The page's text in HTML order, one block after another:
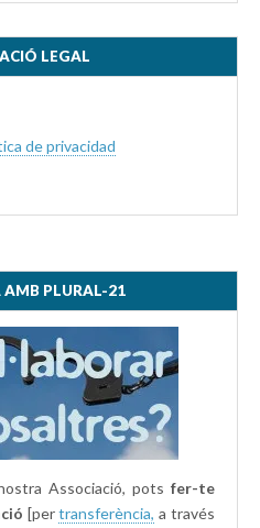
LEGAL
de privacidad
AMB PLURAL-21
Associació, pots fer-te
[pertransferència, a través